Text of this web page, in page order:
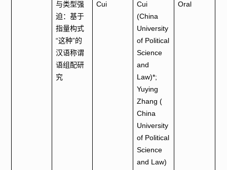
与类型强
迫：基于
指量构式
“这种”的
汉语称谓
语组配研
究
Cui
Cui
(China
University
of Political
Science
and
Law)*;
Yuying
Zhang (
China
University
of Political
Science
and Law)
Oral